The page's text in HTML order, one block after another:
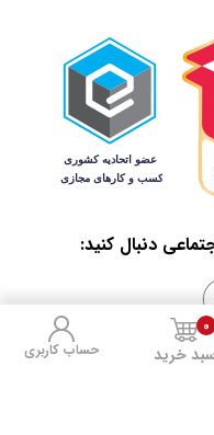
دنبال کنید:
خرید
0
حساب کاربری